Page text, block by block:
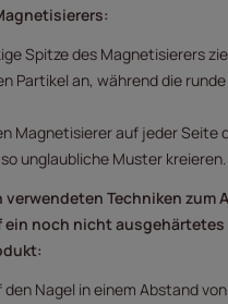
Spitze des Magnetisierers
Partikel an, während die
Magnetisierer auf jeder Seite
unglaubliche Muster kreieren.
verwendeten Techniken zum
ein noch nicht ausgehärtetes
den Nagel in einem Abstand